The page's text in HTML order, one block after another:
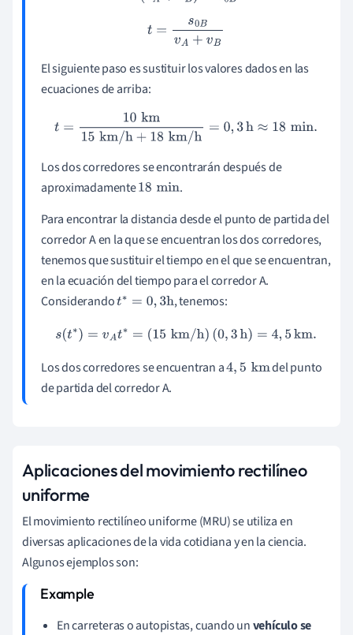
t= 0BvA+vB
El siguiente paso es sustituir los valores dados en las
ecuaciones de arriba:
t=10km15km/h+18km/ h= 0,3 h≈18min.
Los dos corredores se encontrarán después de
aproximadamente18min .
Para encontrar la distancia desde el punto de partida del
corredor A en la que se encuentran los dos corredores,
tenemos que sustituir el tiempo en el que se encuentran,
en la ecuación del tiempo para el corredor A.
Considerandot∗ =0 3h
, tenemos:
s (t∗)=v At ∗=(15km/h)( 0,3h)=4,5km.
Los dos corredores se encuentran a4,5km
del punto
de partida del corredor A.
Aplicaciones del movimiento rectilíneo
uniforme
El movimiento rectilíneo uniforme (MRU) se utiliza en
diversas aplicaciones de la vida cotidiana y en la ciencia.
Algunos ejemplos son:
En carreteras o autopistas, cuando unvehículo se